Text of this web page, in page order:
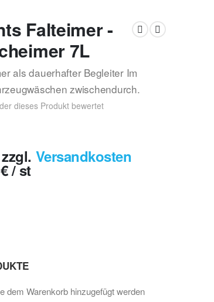
Falteimer -
7L
als dauerhafter Begleiter Im
zwischendurch.
dieses Produkt bewertet
zzgl. Versandkosten
/ st
dem Warenkorb hinzugefügt werden